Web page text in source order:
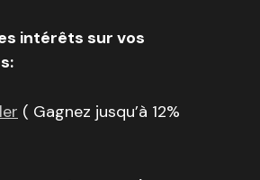
intérêts sur vos
( Gagnez jusqu’à 12%